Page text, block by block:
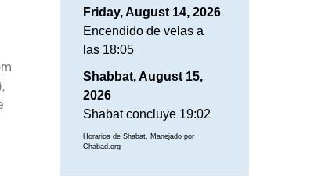
Friday, August 14, 2026
Encendido de velas a
las 18:05
Shabbat, August 15,
2026
Shabat concluye 19:02
Horarios de Shabat, Manejado por
Chabad.org